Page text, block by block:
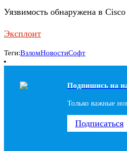
Уязвимость обнаружена в
Эксплоит
Теги:ВзломНовостиСофт
Подпишись на
Только важные
Подписаться